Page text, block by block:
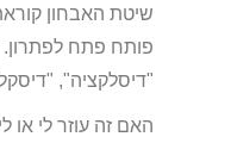
שיטת האבחון
פותח פתח לפתרון.
"דיסלקציה",
האם זה עוזר לי או